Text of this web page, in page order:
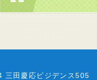
田慶応ビジデンス505